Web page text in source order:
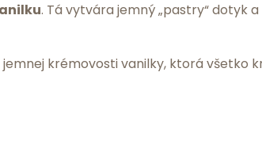
. Tá vytvára jemný „pastry“ dotyk
krémovosti vanilky, ktorá všetko